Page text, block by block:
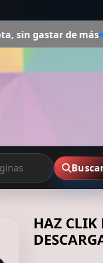
Italia confirma
HAZ CLIK